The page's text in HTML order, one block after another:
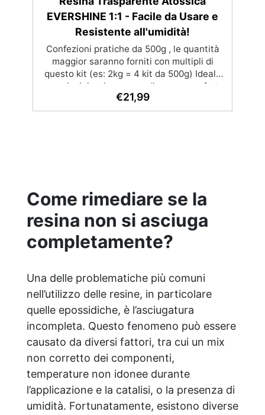
EVERSHINE 1:1 - Facile da Usare e
Resistente all'umidità!
Confezioni pratiche da 500g , le quantità
maggior saranno forniti con multipli di
questo kit (es: 2kg = 4 kit da 500g) Ideale
per principianti: a prova di errore, perfetta
per chi inizia. Sempre lucida: garantisce
una finitura brillante e uniforme in ogni
graffi e umidità.
€21,99
Come rimediare se la
resina non si asciuga
completamente?
Una delle problematiche più comuni
nell’utilizzo delle resine, in particolare
quelle epossidiche, è l’asciugatura
incompleta. Questo fenomeno può essere
causato da diversi fattori, tra cui un mix
non corretto dei componenti,
temperature non idonee durante
l’applicazione e la catalisi, o la presenza di
umidità. Fortunatamente, esistono diverse